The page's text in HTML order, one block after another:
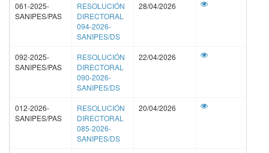
061-2025-
SANIPES/PAS
RESOLUCIÓN
DIRECTORAL
094-2026-
SANIPES/DS
28/04/2026
092-2025-
SANIPES/PAS
RESOLUCIÓN
DIRECTORAL
090-2026-
SANIPES/DS
22/04/2026
012-2026-
SANIPES/PAS
RESOLUCIÓN
DIRECTORAL
085-2026-
SANIPES/DS
20/04/2026